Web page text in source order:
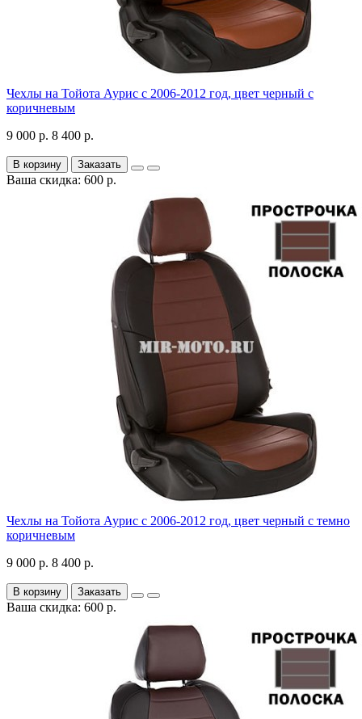
Чехлы на Тойота Аурис с 2006-2012 год, цвет черный с
коричневым
9 000 р. 8 400 р.
В корзину Заказать
Ваша скидка: 600 р.
Чехлы на Тойота Аурис с 2006-2012 год, цвет черный с темно
коричневым
9 000 р. 8 400 р.
В корзину Заказать
Ваша скидка: 600 р.